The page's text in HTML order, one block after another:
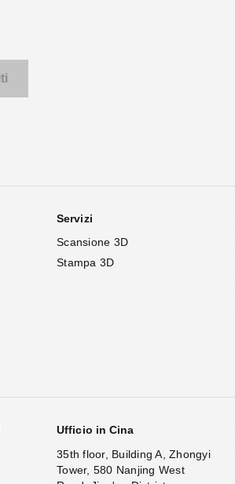
Servizi
Scansione 3D
Stampa 3D
Ufficio in Cina
35th floor, Building A, Zhongyi
Tower, 580 Nanjing West